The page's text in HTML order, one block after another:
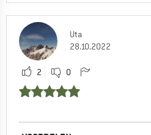
Uta
28.10.2022
2 0